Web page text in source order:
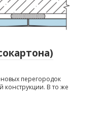
перегородок
конструкции. В то же